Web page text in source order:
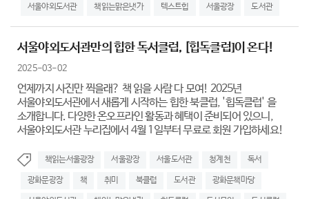
서울야외도서관 책읽는맑은냇가 텍스트힙 서울광장 도서관
서울야외도서관만의 힙한 독서클럽, [힙독클럽]이 온다!
2025-03-02
언제까지 사진만 찍을래? 책 읽을 사람 다 모여! 2025년
서울야외도서관에서 새롭게 시작하는 힙한 북클럽, '힙독클럽' 을
소개합니다. 다양한 온오프라인 활동과 혜택이 준비되어 있으니,
서울야외도서관 누리집에서 4월 1일부터 무료로 회원 가입하세요!
책읽는서울광장 서울광장 서울도서관 청계천 독서
광화문광장 책 취미 북클럽 도서관 광화문책마당